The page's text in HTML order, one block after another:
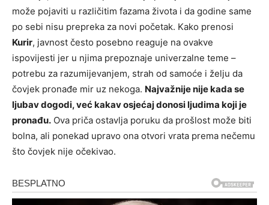
može pojaviti u različitim fazama života i da godine same
po sebi nisu prepreka za novi početak. Kako prenosi
Kurir, javnost često posebno reaguje na ovakve
ispovijesti jer u njima prepoznaje univerzalne teme –
potrebu za razumijevanjem, strah od samoće i želju da
čovjek pronađe mir uz nekoga. Najvažnije nije kada se
ljubav dogodi, već kakav osjećaj donosi ljudima koji je
pronađu. Ova priča ostavlja poruku da prošlost može biti
bolna, ali ponekad upravo ona otvori vrata prema nečemu
što čovjek nije očekivao.